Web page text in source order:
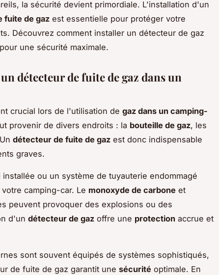
la sécurité devient primordiale. L'installation d'un
fuite de gaz est essentielle pour protéger votre
Découvrez comment installer un détecteur de gaz
une sécurité maximale.
détecteur de fuite de gaz dans un
crucial lors de l'utilisation de gaz dans un camping-
provenir de divers endroits : la bouteille de gaz, les
détecteur de fuite de gaz est donc indispensable
graves.
installée ou un système de tuyauterie endommagé
camping-car. Le monoxyde de carbone et
peuvent provoquer des explosions ou des
d'un détecteur de gaz offre une protection accrue et
sont souvent équipés de systèmes sophistiqués,
de fuite de gaz garantit une sécurité optimale. En